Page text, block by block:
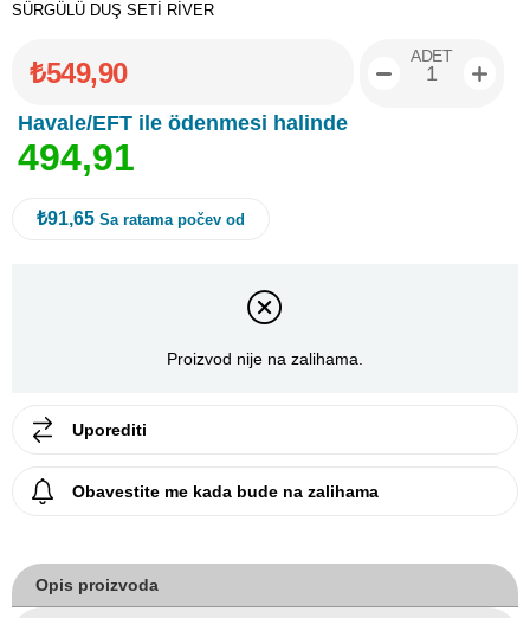
SÜRGÜLÜ DUŞ SETİ RİVER
₺549,90
Havale/EFT ile ödenmesi halinde
494,91
ADET
₺91,65 Sa ratama počev od
Proizvod nije na zalihama.
Uporediti
Obavestite me kada bude na zalihama
Opis proizvoda